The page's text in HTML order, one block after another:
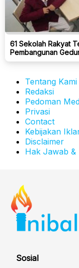
61 Sekolah Rakyat
Pembangunan
Tentang Kami
Redaksi
Pedoman
Privasi
Contact
Kebijakan
Disclaimer
Hak Jawab &
Sosial